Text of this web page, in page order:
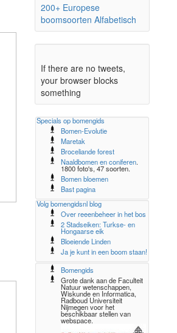
200+ Europese
boomsoorten Alfabetisch
If there are no tweets,
your browser blocks
something
Specials op bomengids
Bomen-Evolutie
Maretak
Broceliande forest
Naaldbomen en coniferen.
1800 foto's, 47 soorten.
Bomen bloemen
Bast pagina
Volg bomengidsnl blog
Over reeenbeheer in het bos
2 Stadseiken: Turkse- en
Hongaarse eik
Bloeiende Linden
Ja je kunt in een boom staan!
Bomengids
Grote dank aan de Faculteit
Natuur wetenschappen,
Wiskunde en Informatica,
Radboud Universiteit
Nijmegen voor het
beschikbaar stellen van
webspace.